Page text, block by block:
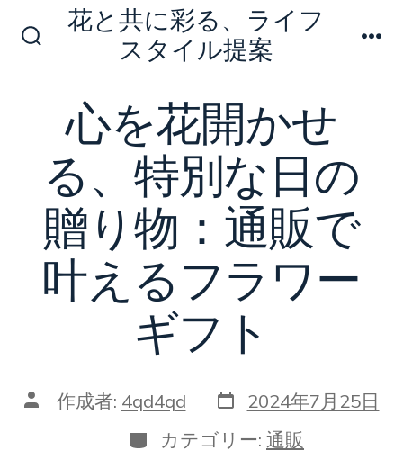
花と共に彩る、ライフ
スタイル提案
心を花開かせ
る、特別な日の
贈り物：通販で
叶えるフラワー
ギフト
投 作成者: 4qd4qd 投
稿
日
2024年7月25日
カ
テ
カテゴリー: 通販